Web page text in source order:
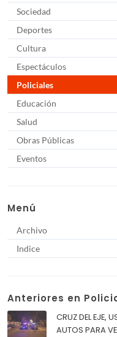
Sociedad
Deportes
Cultura
Espectáculos
Policiales
Educación
Salud
Obras Públicas
Eventos
Menú
Archivo
Indice
Anteriores en
CRUZ DEL EJE,
AUTOS PARA